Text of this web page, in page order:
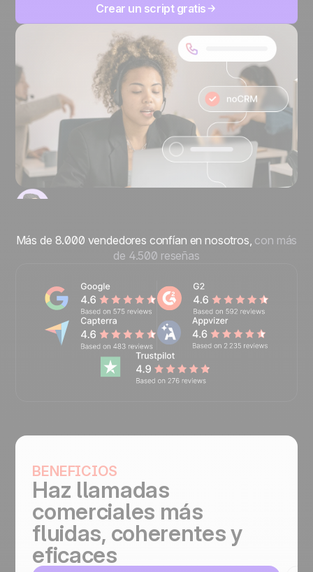
Crear un script gratis
Más de 8.000 vendedores confían en nosotros, con más
de 4.500 reseñas
BENEFICIOS
Haz llamadas
comerciales más
fluidas, coherentes y
eficaces